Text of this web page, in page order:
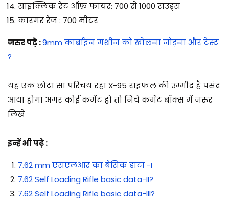
साइक्लिक रेट ऑफ़ फायर: 700 से 1000 राउंड्स
कारगर रेंज : 700 मीटर
जरुर पढ़े :9mm कार्बाइन मशीन को खोलना जोड़ना और टेस्ट
?
यह एक छोटा सा परिचय रहा X-95 राइफल की उम्मीद है पसंद
आया होगा अगर कोई कमेंट हो तो निचे कमेंट बॉक्स में जरुर
लिखे
इन्हें भी पढ़े :
7.62 mm एसएलआर का बेसिक डाटा -I
7.62 Self Loading Rifle basic data-II?
7.62 Self Loading Rifle basic data-III?